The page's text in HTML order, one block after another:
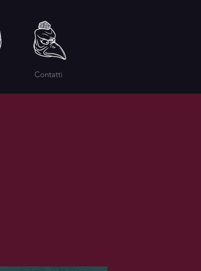
Contatti